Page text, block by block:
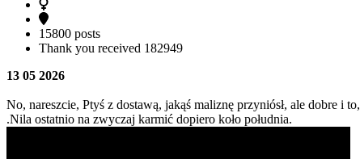
15800 posts
Thank you received 182949
13 05 2026
No, nareszcie, Ptyś z dostawą, jakąś maliznę przyniósł, ale dobre i to,
.Nila ostatnio na zwyczaj karmić dopiero koło południa.